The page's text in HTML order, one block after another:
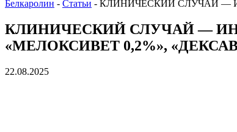
Белкаролин - Статьи - КЛИНИЧЕСКИЙ СЛУЧАЙ —
КЛИНИЧЕСКИЙ СЛУЧАЙ —
«МЕЛОКСИВЕТ 0,2%»,
22.08.2025